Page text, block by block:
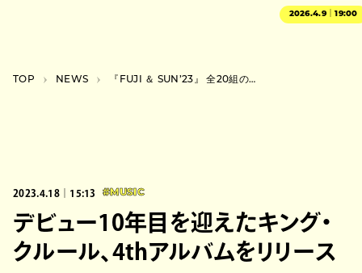
2026.4.9｜19:00
TOP NEWS 『FUJI ＆ SUN’23』 全20組の出演者決定＆タイムテーブルも
2023.4.18｜15:13 #MUSIC
デビュー10年目を迎えたキング・
クルール、4thアルバムをリリース